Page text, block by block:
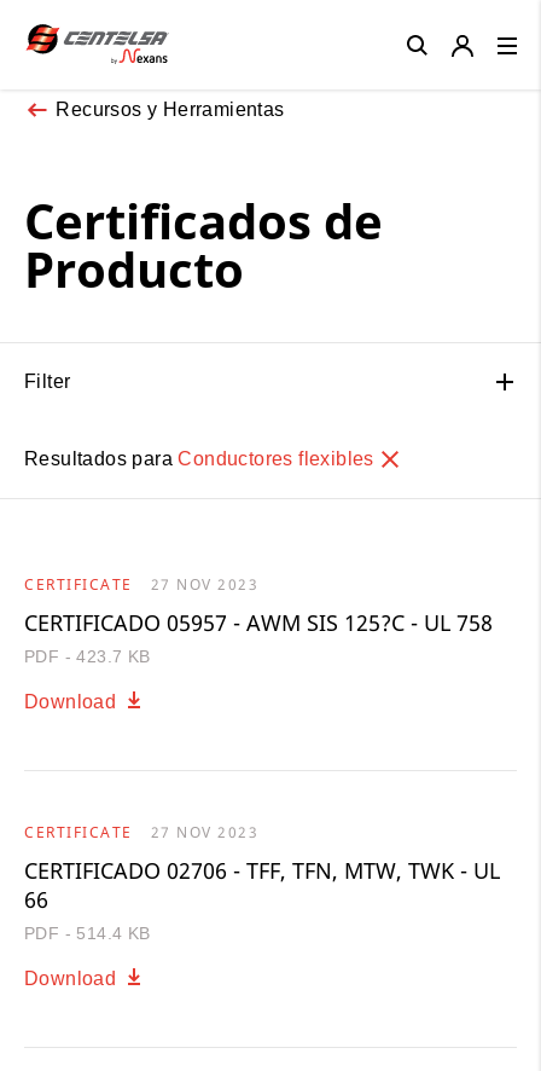
Recursos y Herramientas
Certificados de
Producto
Filter
Resultados paraConductores flexibles
CERTIFICATE 27 NOV 2023
CERTIFICADO 05957 - AWM SIS 125?C - UL 758
PDF - 423.7 KB
Download
CERTIFICATE 27 NOV 2023
CERTIFICADO 02706 - TFF, TFN, MTW, TWK - UL
66
PDF - 514.4 KB
Download
Close